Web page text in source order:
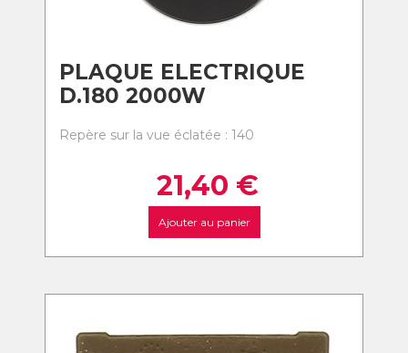
PLAQUE ELECTRIQUE
D.180 2000W
Repère sur la vue éclatée : 140
21,40 €
Ajouter au panier